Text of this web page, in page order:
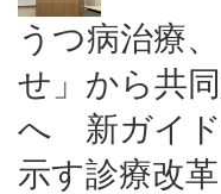
うつ病治療
せ」から共
へ 新ガイ
示す診療改革